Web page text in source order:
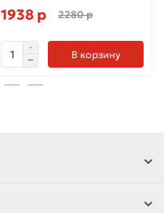
1938 р 2280 р
В корзину